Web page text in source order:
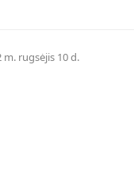
m. rugsėjis 10 d.